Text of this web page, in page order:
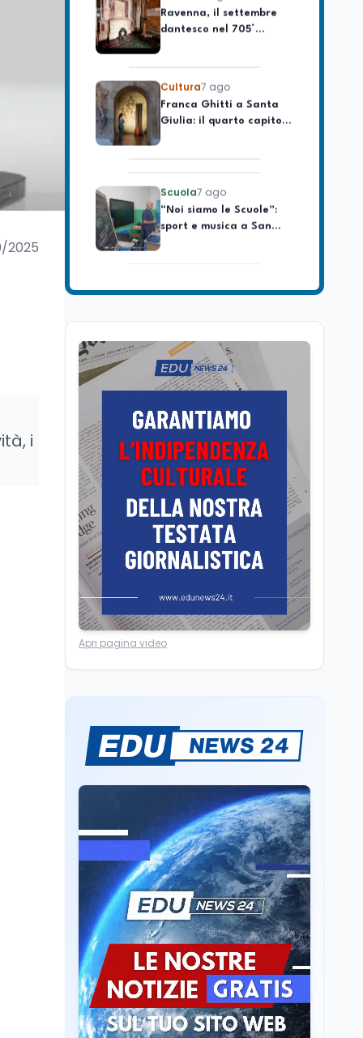
2025
i
longevo dell’Italia
repubblicana
dantesco nel 705°
anniversario della morte
Cultura7 ago
Franca Ghitti a Santa
Giulia: il quarto capitolo
dei Palcoscenici
Scuola7 ago
“Noi siamo le Scuole”:
sport e musica a San
Miniato, STEM a Lerici
Editoriali7 ago
Camere in ferie,
riapertura il 9
elettorale e Rai. La
premier Meloni attesa a
Bari il 4 settembre per
celebrare il governo più
longevo dell’Italia
repubblicana
Cultura7 ago
Ravenna, il settembre
dantesco nel 705°
anniversario della morte
del Sommo Poeta
Cultura7 ago
Franca Ghitti a Santa
Giulia: il quarto capitolo
Scuola7 ago
“Noi siamo le Scuole”:
Sparatoria a Bangkok:
studente 14enne uccide
Editoriali7 ago
Camere in ferie,
riapertura il 9
settembre tra legge
elettorale e Rai. La
premier Meloni attesa a
Bari il 4 settembre per
celebrare il governo più
longevo dell’Italia
repubblicana
Cultura7 ago
Ravenna, il settembre
dantesco nel 705°
anniversario della morte
del Sommo Poeta
Cultura 7 ago
Franca Ghitti a Santa
Giulia: il quarto capitolo
Apri pagina video